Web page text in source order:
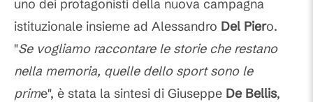
uno dei protagonisti della nuova campagna
istituzionale insieme ad Alessandro Del Piero.
"Se vogliamo raccontare le storie che restano
nella memoria, quelle dello sport sono le
prime", è stata la sintesi di Giuseppe De Bellis,